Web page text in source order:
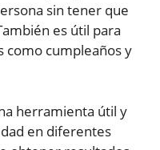
sin tener que
es útil para
como cumpleaños y
herramienta útil y
en diferentes